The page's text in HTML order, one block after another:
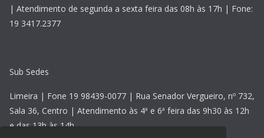
| Atendimento de segunda a sexta feira das 08h às 17h | Fone:
19 3417.2377
Sub Sedes
Limeira | Fone 19 98439-0077 | Rua Senador Vergueiro, nº 732,
Sala 36, Centro | Atendimento às 4ª e 6ª feira das 9h30 às 12h
e das 13h às 14h